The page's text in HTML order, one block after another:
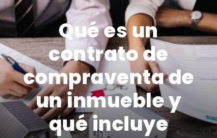
Qué es un
contrato de
compraventa de
un inmueble y
qué incluye